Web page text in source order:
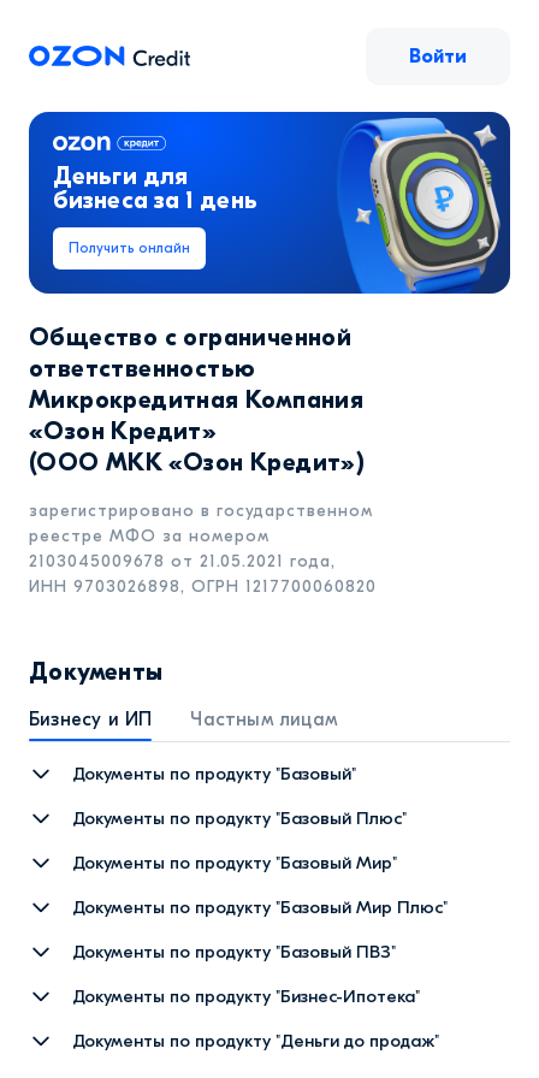
Войти
Деньги для
бизнеса за 1 день
Получить онлайн
Ozon.Credit — займы для продавцов Ozon
Общество с ограниченной
ответственностью
Микрокредитная Компания
«Озон Кредит»
(ООО МКК «Озон Кредит»)
зарегистрировано в государственном
реестре МФО за номером
2103045009678 от 21.05.2021 года,
ИНН 9703026898, ОГРН 1217700060820
Документы
Бизнесу и ИП Частным лицам
Документы по продукту "Базовый"
Общие условия договора микрозайма в рамках
подключения услуги Гибкий график платежей
Документы по продукту "Базовый Плюс"
Общие условия договора займа в рамках продукта
Документы по продукту "Базовый Мир"
Общие условия договора займа в рамках продукта
Документы по продукту "Базовый Мир Плюс"
Общие условия договора займа в рамках продукта
Документы по продукту "Базовый ПВЗ"
Общие условия договора займа в рамках продукта
Документы по продукту "Бизнес-Ипотека"
Общие условия договора займа в рамках продукта
Документы по продукту "Деньги до продаж"